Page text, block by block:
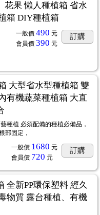
花果 懶人種植箱 省水
箱 DIY種植箱
一般價 490 元
會員價 390 元
訂購
大型省水型種植箱 雙
有機蔬菜種植箱 大直
種植 必須配備的種植必備品，
部固定，
一般價 1680 元
會員價 720 元
訂購
全新PP環保塑料 經久
物質 露台種植、有機